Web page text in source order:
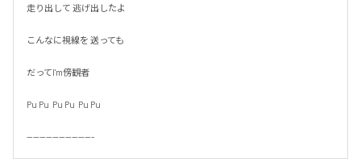
走り出して 逃げ出したよ
こんなに視線を 送っても
だってI'm傍観者
Pu Pu  Pu Pu  Pu Pu
---------------------